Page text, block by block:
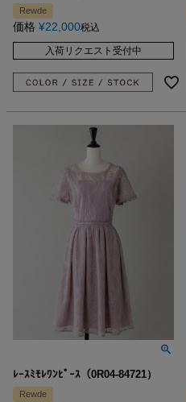
Rewde
価格 ¥22,000税込
入荷リクエスト受付中
ﾚｰｽﾐﾓﾚﾜﾝﾋﾟｰｽ（0R04-84721）
Rewde